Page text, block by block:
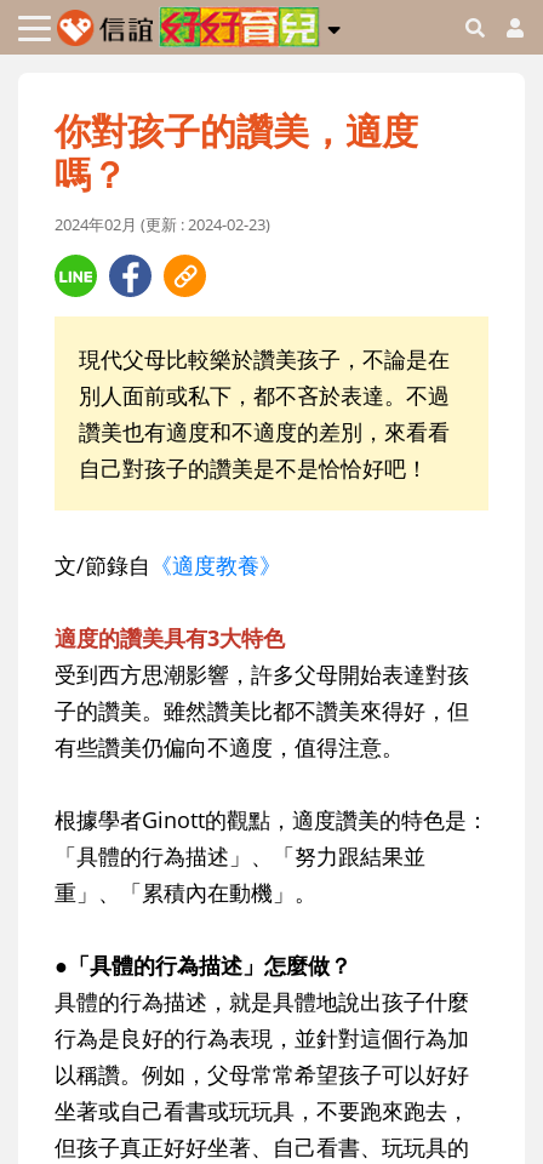
你對孩子的讚美，適度
嗎？
2024年02月 (更新 : 2024-02-23)
現代父母比較樂於讚美孩子，不論是在
別人面前或私下，都不吝於表達。不過
讚美也有適度和不適度的差別，來看看
自己對孩子的讚美是不是恰恰好吧！
文/節錄自 《適度教養》
適度的讚美具有3大特色
受到西方思潮影響，許多父母開始表達對孩
子的讚美。雖然讚美比都不讚美來得好，但
有些讚美仍偏向不適度，值得注意。
根據學者Ginott的觀點，適度讚美的特色是：
「具體的行為描述」、「努力跟結果並
重」、「累積內在動機」。
●「具體的行為描述」怎麼做？
具體的行為描述，就是具體地說出孩子什麼
行為是良好的行為表現，並針對這個行為加
以稱讚。例如，父母常常希望孩子可以好好
坐著或自己看書或玩玩具，不要跑來跑去，
但孩子真正好好坐著、自己看書、玩玩具的